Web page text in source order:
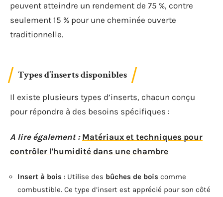
peuvent atteindre un rendement de 75 %, contre
seulement 15 % pour une cheminée ouverte
traditionnelle.
Types d’inserts disponibles
Il existe plusieurs types d’inserts, chacun conçu
pour répondre à des besoins spécifiques :
A lire également : Matériaux et techniques pour
contrôler l'humidité dans une chambre
Insert à bois : Utilise des bûches de bois comme
combustible. Ce type d’insert est apprécié pour son côté